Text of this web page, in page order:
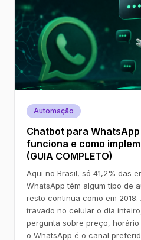
Automação
Chatbot para
funciona e como
(GUIA COMPLETO)
Aqui no Brasil, só 41,2% das
WhatsApp têm algum tipo de
resto continua como em
travado no celular o dia
pergunta sobre preço, horário
o WhatsApp é o canal